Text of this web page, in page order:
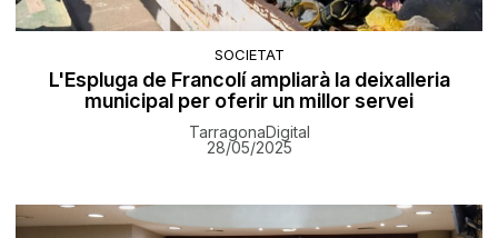
SOCIETAT
L'Espluga de Francolí ampliarà la deixalleria
municipal per oferir un millor servei
TarragonaDigital
28/05/2025